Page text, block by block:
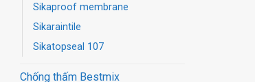
Sikaproof membrane
Sikaraintile
Sikatopseal 107
Chống thấm Bestmix